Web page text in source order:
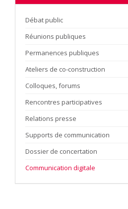
Débat public
Réunions publiques
Permanences publiques
Ateliers de co-construction
Colloques, forums
Rencontres participatives
Relations presse
Supports de communication
Dossier de concertation
Communication digitale